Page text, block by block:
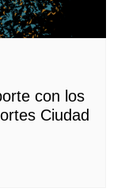
con los
Ciudad